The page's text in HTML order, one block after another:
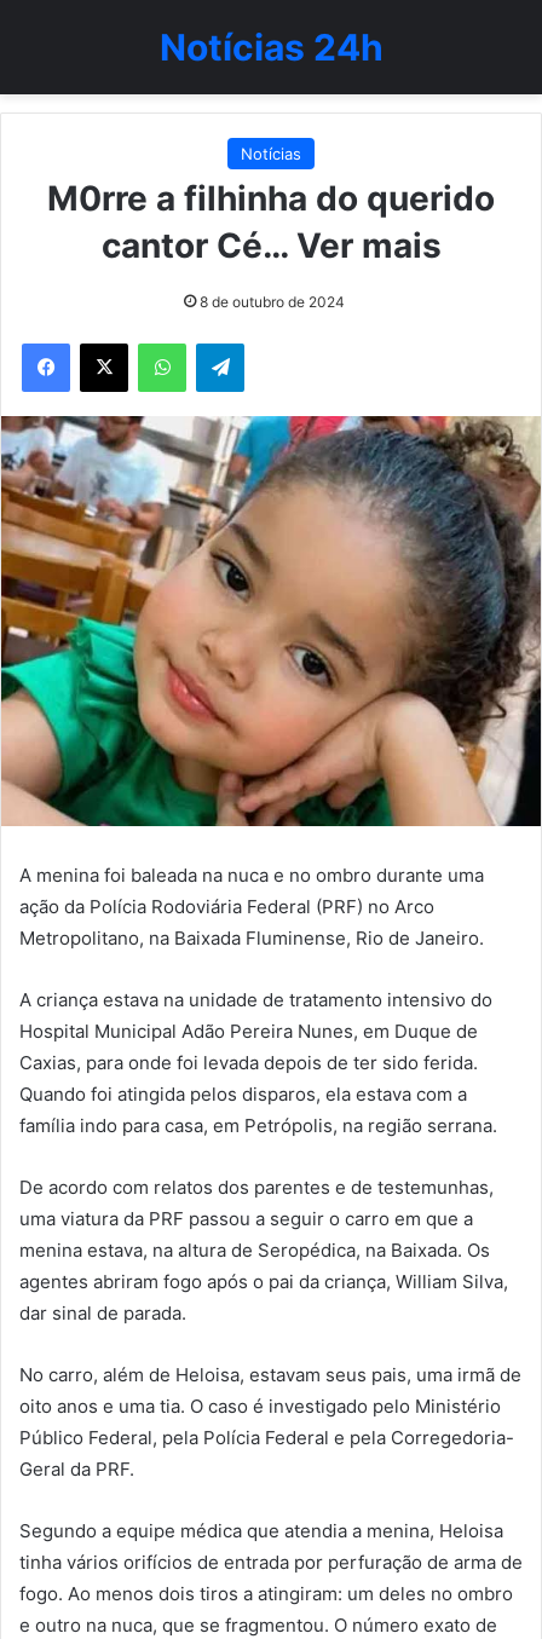
Notícias 24h
Notícias
M0rre a filhinha do querido
cantor Cé… Ver mais
8 de outubro de 2024
WhatsAppTelegram
A menina foi baleada na nuca e no ombro durante uma
ação da Polícia Rodoviária Federal (PRF) no Arco
Metropolitano, na Baixada Fluminense, Rio de Janeiro.
A criança estava na unidade de tratamento intensivo do
Hospital Municipal Adão Pereira Nunes, em Duque de
Caxias, para onde foi levada depois de ter sido ferida.
Quando foi atingida pelos disparos, ela estava com a
família indo para casa, em Petrópolis, na região serrana.
De acordo com relatos dos parentes e de testemunhas,
uma viatura da PRF passou a seguir o carro em que a
menina estava, na altura de Seropédica, na Baixada. Os
agentes abriram fogo após o pai da criança, William Silva,
dar sinal de parada.
No carro, além de Heloisa, estavam seus pais, uma irmã de
oito anos e uma tia. O caso é investigado pelo Ministério
Público Federal, pela Polícia Federal e pela Corregedoria-
Geral da PRF.
Segundo a equipe médica que atendia a menina, Heloisa
tinha vários orifícios de entrada por perfuração de arma de
fogo. Ao menos dois tiros a atingiram: um deles no ombro
e outro na nuca, que se fragmentou. O número exato de